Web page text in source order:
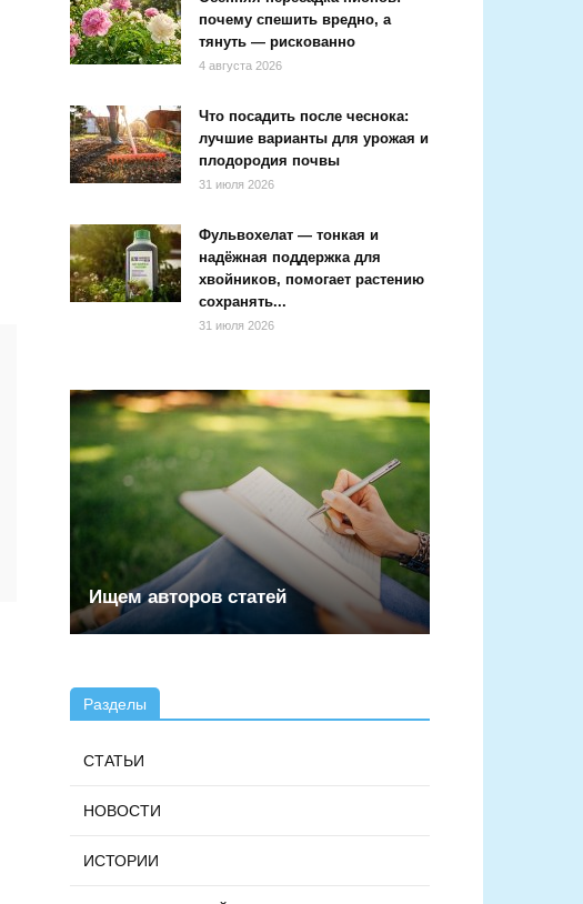
почему спешить вредно, а
тянуть — рискованно
4 августа 2026
Что посадить после чеснока:
лучшие варианты для урожая и
плодородия почвы
31 июля 2026
Фульвохелат — тонкая и
надёжная поддержка для
хвойников, помогает растению
сохранять...
31 июля 2026
Ищем авторов статей
Разделы
СТАТЬИ
НОВОСТИ
ИСТОРИИ